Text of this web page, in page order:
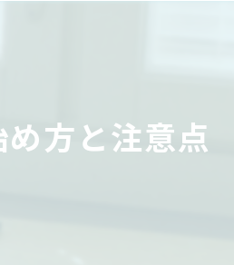
方と注意点